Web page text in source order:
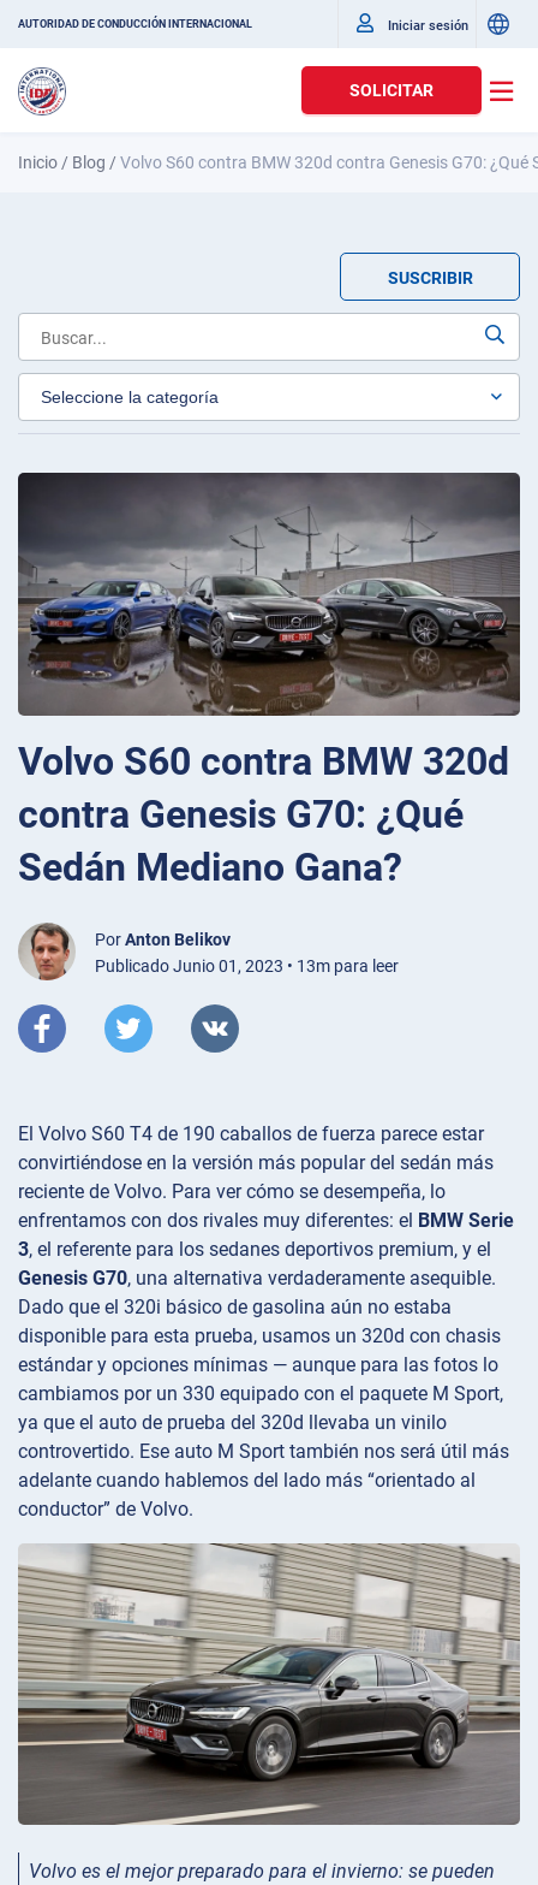
AUTORIDAD DE CONDUCCIÓN INTERNACIONAL Iniciar sesión
SOLICITAR
Inicio / Blog /Volvo S60 contra BMW 320d contra Genesis G70: ¿Qué
SUSCRIBIR
Volvo S60 contra BMW 320d
contra Genesis G70: ¿Qué
Sedán Mediano Gana?
PorAnton Belikov
Publicado Junio 01, 2023 • 13m para leer
El Volvo S60 T4 de 190 caballos de fuerza parece estar
convirtiéndose en la versión más popular del sedán más
reciente de Volvo. Para ver cómo se desempeña, lo
enfrentamos con dos rivales muy diferentes: el BMW Serie
3, el referente para los sedanes deportivos premium, y el
Genesis G70, una alternativa verdaderamente asequible.
Dado que el 320i básico de gasolina aún no estaba
disponible para esta prueba, usamos un 320d con chasis
estándar y opciones mínimas — aunque para las fotos lo
cambiamos por un 330 equipado con el paquete M Sport,
ya que el auto de prueba del 320d llevaba un vinilo
controvertido. Ese auto M Sport también nos será útil más
adelante cuando hablemos del lado más “orientado al
conductor” de Volvo.
Volvo es el mejor preparado para el invierno: se pueden